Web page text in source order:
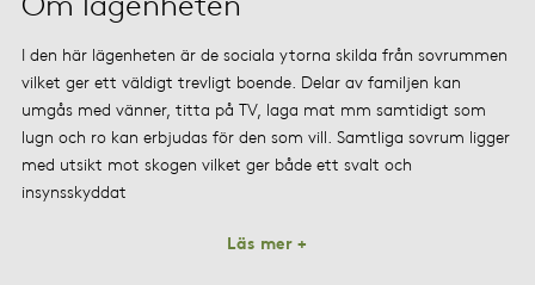
I den här lägenheten är de sociala ytorna skilda från sovrummen
vilket ger ett väldigt trevligt boende. Delar av familjen kan
umgås med vänner, titta på TV, laga mat mm samtidigt som
lugn och ro kan erbjudas för den som vill. Samtliga sovrum ligger
med utsikt mot skogen vilket ger både ett svalt och
insynsskyddat
Läs mer +